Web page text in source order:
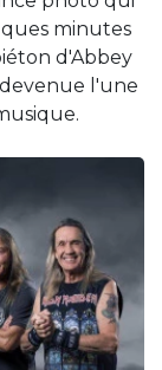
minutes
d'Abbey
l'une